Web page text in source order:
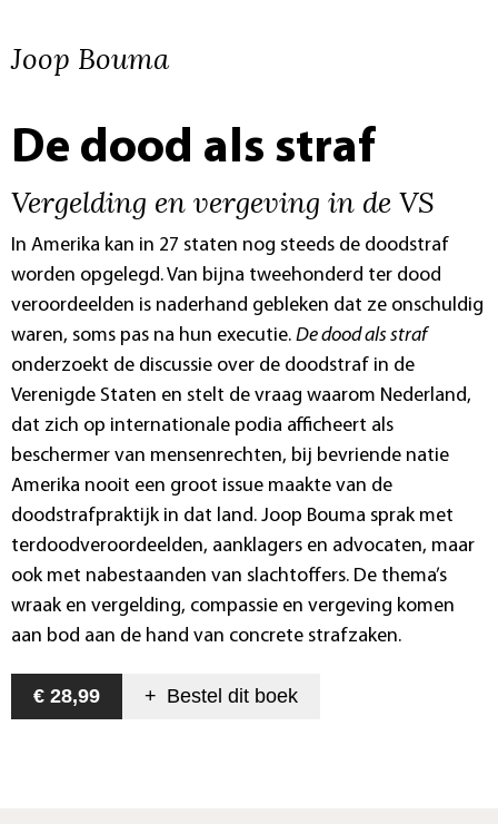
Joop Bouma
De dood als straf
Vergelding en vergeving in de VS
In Amerika kan in 27 staten nog steeds de doodstraf
worden opgelegd. Van bijna tweehonderd ter dood
veroordeelden is naderhand gebleken dat ze onschuldig
waren, soms pas na hun executie. De dood als straf
onderzoekt de discussie over de doodstraf in de
Verenigde Staten en stelt de vraag waarom Nederland,
dat zich op internationale podia afficheert als
beschermer van mensenrechten, bij bevriende natie
Amerika nooit een groot issue maakte van de
doodstrafpraktijk in dat land. Joop Bouma sprak met
terdoodveroordeelden, aanklagers en advocaten, maar
ook met nabestaanden van slachtoffers. De thema’s
wraak en vergelding, compassie en vergeving komen
aan bod aan de hand van concrete strafzaken.
€ 28,99 + Bestel dit boek